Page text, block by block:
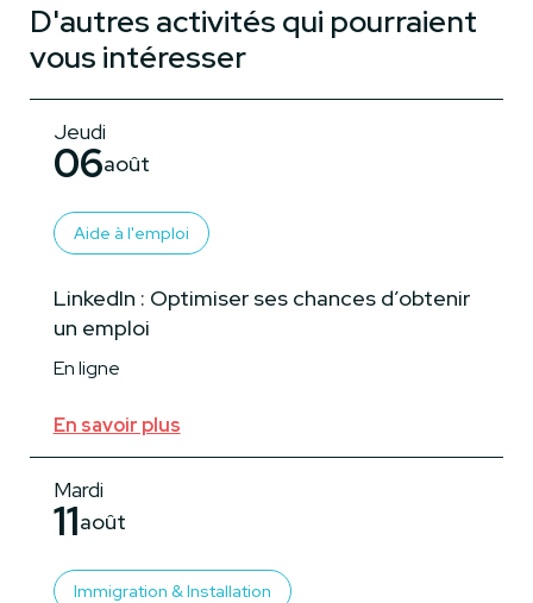
D'autres activités qui pourraient
vous intéresser
Jeudi
06août
Aide à l'emploi
LinkedIn : Optimiser ses chances d’obtenir
un emploi
En ligne
En savoir plus
Mardi
11août
Immigration & Installation